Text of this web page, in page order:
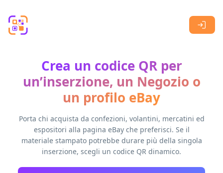
Crea un codice QR per
un’inserzione, un Negozio o
un profilo eBay
Porta chi acquista da confezioni, volantini, mercatini ed
espositori alla pagina eBay che preferisci. Se il
materiale stampato potrebbe durare più della singola
inserzione, scegli un codice QR dinamico.